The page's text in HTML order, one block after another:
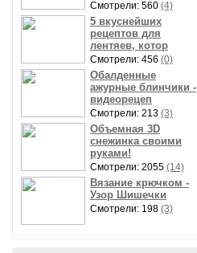
Смотрели: 560 (4)
5 вкуснейших
рецептов для
лентяев, котор
Смотрели: 456 (0)
Обалденные
ажурные блинчики -
видеорецеп
Смотрели: 213 (3)
Объемная 3D
снежинка своими
руками!
Смотрели: 2055 (14)
Вязание крючком -
Узор Шишечки
Смотрели: 198 (3)